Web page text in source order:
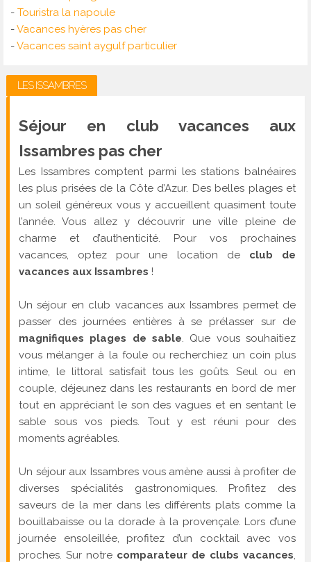
- Touristra la napoule
-Vacances hyères pas cher
-Vacances saint aygulf particulier
LES ISSAMBRES
Séjour en club vacances aux
Issambres pas cher
Les Issambres comptent parmi les stations balnéaires
les plus prisées de la Côte d’Azur. Des belles plages et
un soleil généreux vous y accueillent quasiment toute
l’année. Vous allez y découvrir une ville pleine de
charme et d’authenticité. Pour vos prochaines
vacances, optez pour une location de club de
vacances aux Issambres !
Un séjour en club vacances aux Issambres permet de
passer des journées entières à se prélasser sur de
magnifiques plages de sable. Que vous souhaitiez
vous mélanger à la foule ou recherchiez un coin plus
intime, le littoral satisfait tous les goûts. Seul ou en
couple, déjeunez dans les restaurants en bord de mer
tout en appréciant le son des vagues et en sentant le
sable sous vos pieds. Tout y est réuni pour des
moments agréables.
Un séjour aux Issambres vous amène aussi à profiter de
diverses spécialités gastronomiques. Profitez des
saveurs de la mer dans les différents plats comme la
bouillabaisse ou la dorade à la provençale. Lors d’une
journée ensoleillée, profitez d’un cocktail avec vos
proches. Sur notre comparateur de clubs vacances,